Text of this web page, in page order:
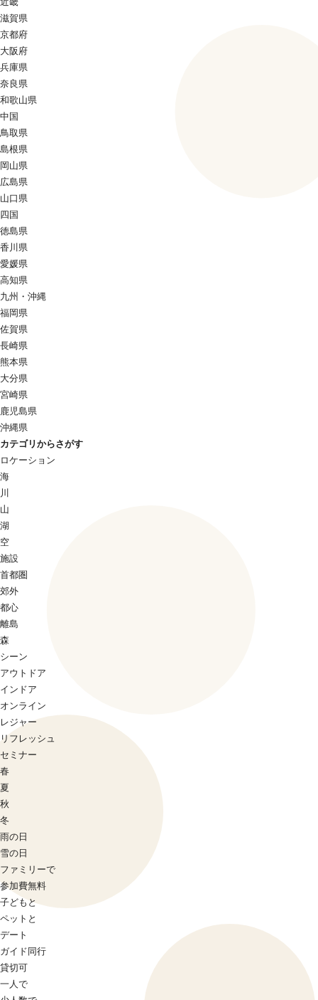
滋賀県
京都府
大阪府
兵庫県
奈良県
和歌山県
中国
鳥取県
島根県
岡山県
広島県
山口県
四国
徳島県
香川県
愛媛県
高知県
九州・沖縄
福岡県
佐賀県
長崎県
熊本県
大分県
宮崎県
鹿児島県
沖縄県
カテゴリからさがす
ロケーション
海
川
山
湖
空
施設
首都圏
郊外
都心
離島
森
シーン
アウトドア
インドア
オンライン
レジャー
リフレッシュ
セミナー
春
夏
秋
冬
雨の日
雪の日
ファミリーで
参加費無料
子どもと
ペットと
デート
ガイド同行
貸切可
一人で